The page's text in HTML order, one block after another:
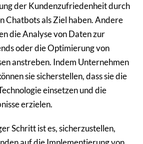
der Kundenzufriedenheit durch
Chatbots als Ziel haben. Andere
die Analyse von Daten zur
oder die Optimierung von
anstreben. Indem Unternehmen
sie sicherstellen, dass sie die
einsetzen und die
erzielen.
Schritt ist es, sicherzustellen,